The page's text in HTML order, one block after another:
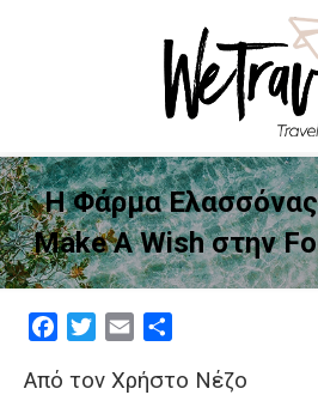
Η Φάρμα Ελασσόνας
Make A Wish στην
FacebookTwitterEmail
Από τον Χρήστο Νέζο